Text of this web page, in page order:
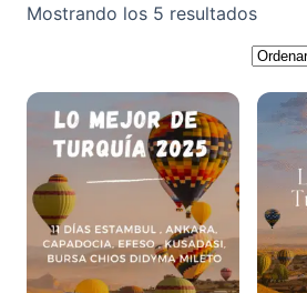
Mostrando los 5 resultados
por
los